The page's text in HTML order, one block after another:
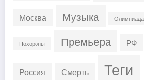
Москва Музыка Олимпиада
Похороны Премьера РФ
Россия Смерть Теги